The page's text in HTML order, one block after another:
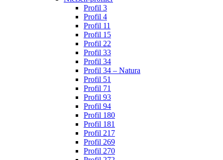
Profil 3
Profil 4
Profil 11
Profil 15
Profil 22
Profil 33
Profil 34
Profil 34 – Natura
Profil 51
Profil 71
Profil 93
Profil 94
Profil 180
Profil 181
Profil 217
Profil 269
Profil 270